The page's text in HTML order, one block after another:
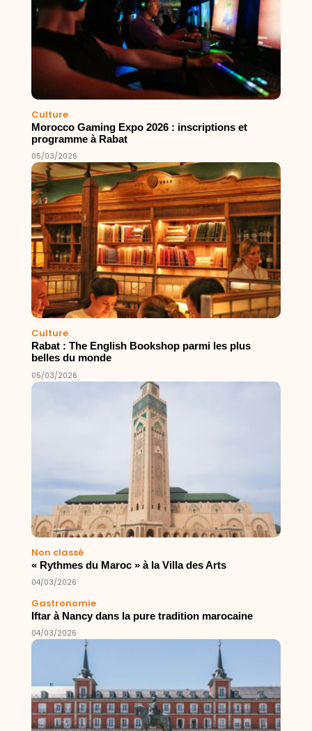
Culture
Morocco Gaming Expo 2026 : inscriptions et
programme à Rabat
05/03/2026
Culture
Rabat : The English Bookshop parmi les plus
belles du monde
05/03/2026
Non classé
« Rythmes du Maroc » à la Villa des Arts
04/03/2026
Gastronomie
Iftar à Nancy dans la pure tradition marocaine
04/03/2026